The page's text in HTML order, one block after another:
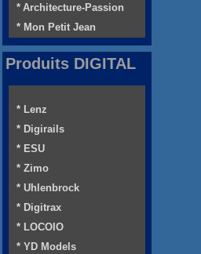
* Architecture-Passion
* Mon Petit Jean
Produits DIGITAL
* Lenz
* Digirails
* ESU
* Zimo
* Uhlenbrock
* Digitrax
* LOCOIO
* YD Models